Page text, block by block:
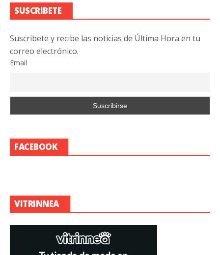
SUSCRIBETE
Suscribete y recibe las noticias de Última Hora en tu
correo electrónico.
Email
FACEBOOK
VITRINNEA